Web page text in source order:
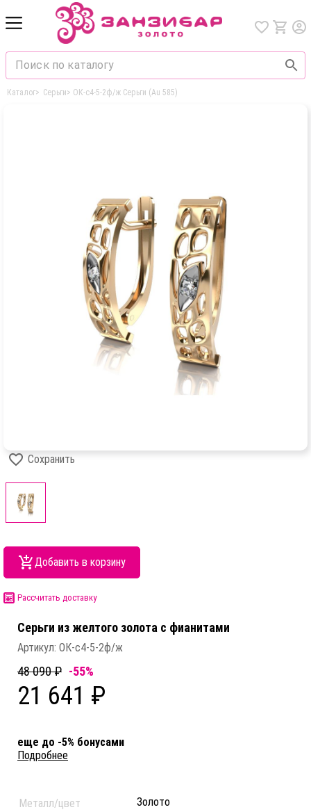
Каталог> Серьги> ОК-с4-5-2ф/ж Серьги (Au 585)
Сохранить
Добавить в корзину
Рассчитать доставку
Серьги из желтого золота c фианитами
Артикул: ОК-с4-5-2ф/ж
48 090 ₽ -55%
21 641 ₽
еще до -5% бонусами
Подробнее
Металл/цвет
Золото